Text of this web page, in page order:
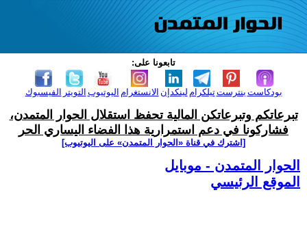
تابعونا على:
الفيسبوك التويتر اليوتيوب الانستغرام لينكدإن تيلكرامبنترست بودكاست
تبرعاتكم وتبرعاتكن المالية تحفظ استقلال الحوار المتمدن،
فشاركونا في دعم استمرارية هذا الفضاء اليساري الحر
[اشترك في قناة ‫«الحوار المتمدن» على اليوتيوب]
الحوار المتمدن - موبايل
الموقع الرئيسي